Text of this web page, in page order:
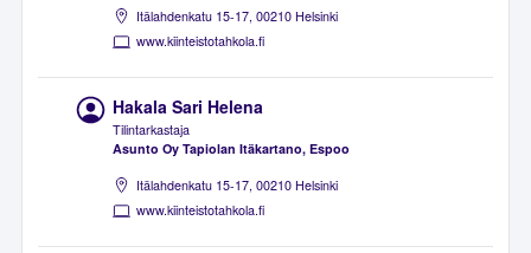
Itälahdenkatu 15-17, 00210 Helsinki
www.kiinteistotahkola.fi
Hakala Sari Helena
Tilintarkastaja
Asunto Oy Tapiolan Itäkartano, Espoo
Itälahdenkatu 15-17, 00210 Helsinki
www.kiinteistotahkola.fi